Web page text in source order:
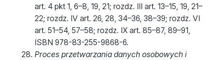
art. 4 pkt 1, 6–8, 19, 21; rozdz. III art. 13–15, 19, 21–
22; rozdz. IV art. 26, 28, 34–36, 38–39; rozdz. VI
art. 51–54, 57–58; rozdz. IX art. 85–87, 89–91,
ISBN 978-83-255-9868-6.
Proces przetwarzania danych osobowych i